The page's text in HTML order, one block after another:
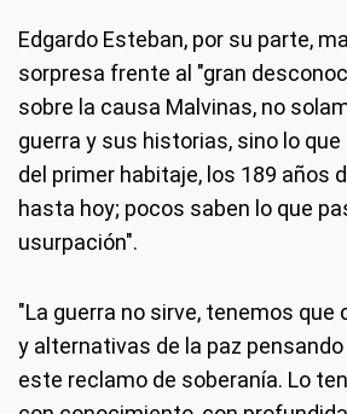
Edgardo Esteban, por su parte,
sorpresa frente al "gran
sobre la causa Malvinas, no
guerra y sus historias, sino lo
del primer habitaje, los 189 años
hasta hoy; pocos saben lo que
usurpación".
"La guerra no sirve, tenemos
y alternativas de la paz
este reclamo de soberanía. Lo